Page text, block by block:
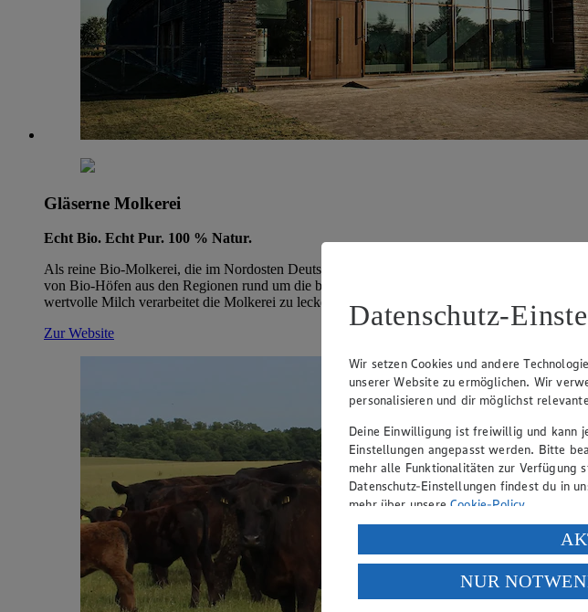
Gläserne Molkerei
Echt Bio. Echt Pur. 100 % Natur.
Als reine Bio-Molkerei, die im Nordosten Deutschlands ihre Wurzeln hat, steht die
von Bio-Höfen aus den Regionen rund um die beiden Standorte bezogen. Auf diese Weise
wertvolle Milch verarbeitet die Molkerei zu leckeren Milchprodukten – natürlich alles in
Zur Website
Datenschutz-
Wir setzen Cookies und andere
unserer Website zu ermöglichen. Wir
personalisieren und dir möglichst
Deine Einwilligung ist freiwillig und kann
Einstellungen angepasst werden. Bitte
mehr alle Funktionalitäten zur Verfügung
Datenschutz-Einstellungen findest du in
mehr über unsereCookie-Policy.
Verarbeitung deiner personenbezogenen
Wenn du auf „Aktivieren“ klickst,
ein, dass deine Daten in den USA
einem nach europäischen Standards
NUR